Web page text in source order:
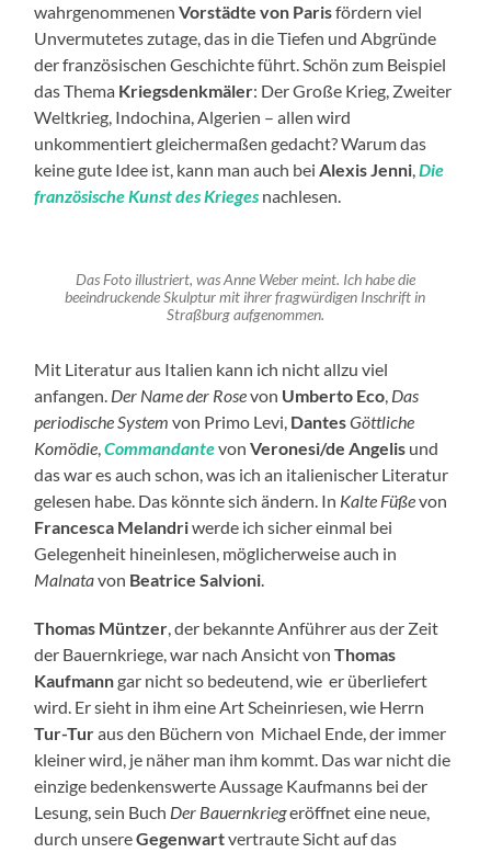
wahrgenommenenVorstädte von Parisfördern viel
Unvermutetes zutage, das in die Tiefen und Abgründe
der französischen Geschichte führt. Schön zum Beispiel
das Thema Kriegsdenkmäler: Der Große Krieg, Zweiter
Weltkrieg, Indochina, Algerien – allen wird
unkommentiert gleichermaßen gedacht? Warum das
keine gute Idee ist, kann man auch beiAlexis Jenni,Die
französische Kunst des Krieges nachlesen.
Das Foto illustriert, was Anne Weber meint. Ich habe die
beeindruckende Skulptur mit ihrer fragwürdigen Inschrift in
Straßburg aufgenommen.
Mit Literatur aus Italien kann ich nicht allzu viel
anfangen. Der Name der Rosevon Umberto Eco, Das
periodische System von Primo Levi, DantesGöttliche
Komödie,CommandantevonVeronesi/de Angelis und
das war es auch schon, was ich an italienischer Literatur
gelesen habe. Das könnte sich ändern. In Kalte Füßevon
Francesca Melandriwerde ich sicher einmal bei
Gelegenheit hineinlesen, möglicherweise auch in
Malnatavon Beatrice Salvioni.
Thomas Müntzer, der bekannte Anführer aus der Zeit
der Bauernkriege, war nach Ansicht vonThomas
Kaufmanngar nicht so bedeutend, wie er überliefert
wird. Er sieht in ihm eine Art Scheinriesen, wie Herrn
Tur-Turaus den Büchern von Michael Ende, der immer
kleiner wird, je näher man ihm kommt. Das war nicht die
einzige bedenkenswerte Aussage Kaufmanns bei der
Lesung, sein Buch Der Bauernkriegeröffnet eine neue,
durch unsereGegenwartvertraute Sicht auf das